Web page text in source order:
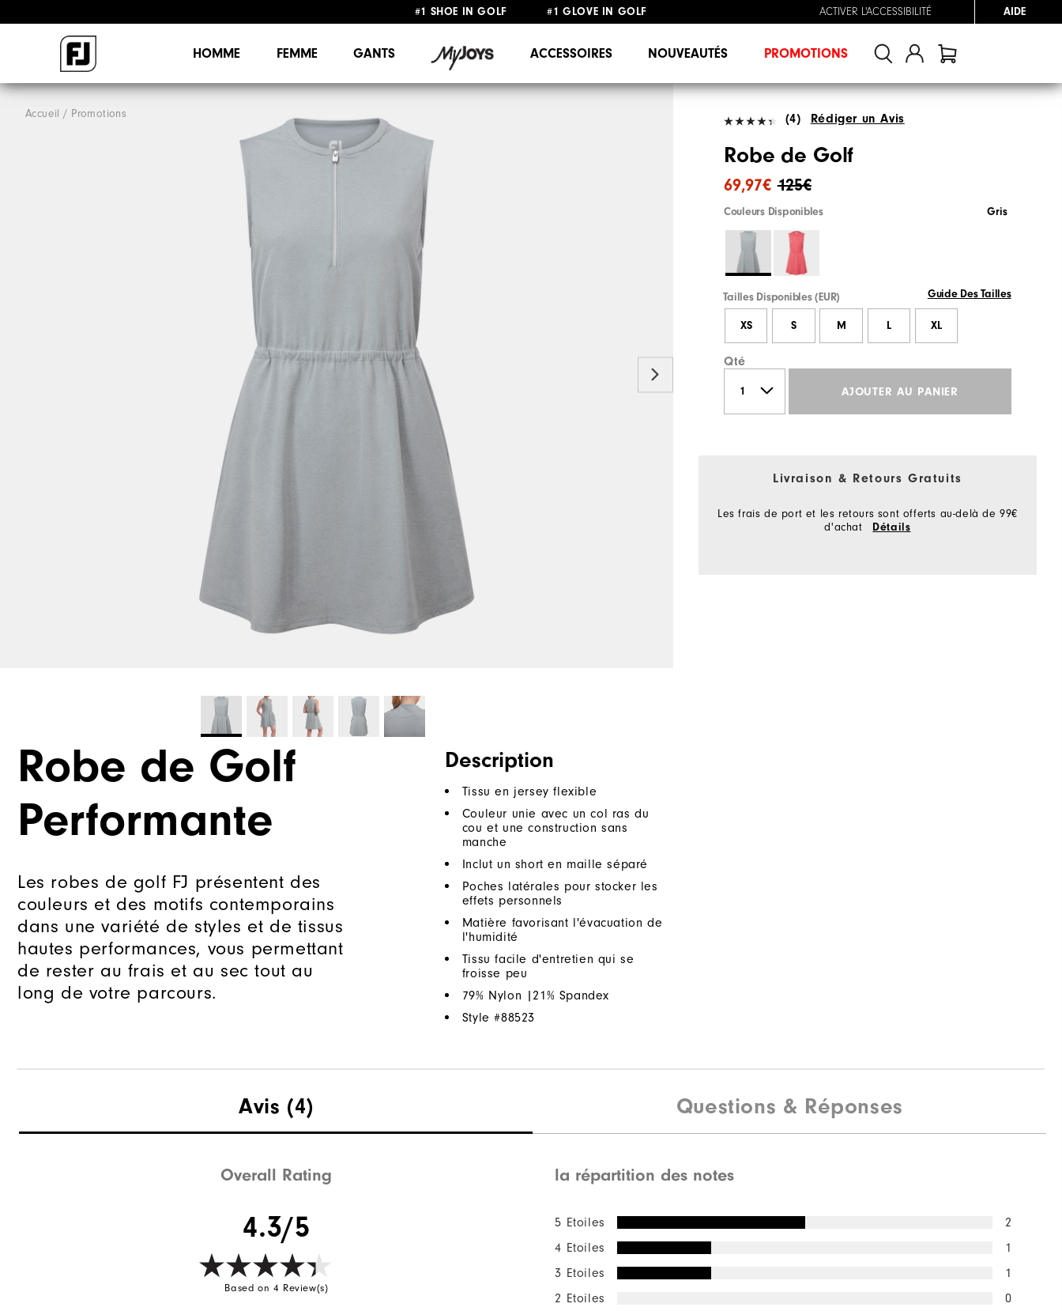
#1 SHOE IN GOLF #1 GLOVE IN GOLF
ACTIVER L'ACCESSIBILITÉ AIDE
HOMME FEMME GANTS ACCESSOIRES NOUVEAUTÉS PROMOTIONS
Accueil Promotions (4) Rédiger un Avis
Robe de Golf
125€
69,97€
Couleurs Disponibles Gris
Tailles Disponibles (EUR) Guide Des Tailles
XS S M L XL
Qté
AJOUTER AU PANIER
Livraison & Retours Gratuits
Les frais de port et les retours sont offerts au-delà de 99€
d'achat
Détails
Robe de Golf
Performante
Les robes de golf FJ présentent des
couleurs et des motifs contemporains
dans une variété de styles et de tissus
hautes performances, vous permettant
de rester au frais et au sec tout au
long de votre parcours.
Description
Tissu en jersey flexible
Couleur unie avec un col ras du
cou et une construction sans
manche
Inclut un short en maille séparé
Poches latérales pour stocker les
effets personnels
Matière favorisant l'évacuation de
l'humidité
Tissu facile d'entretien qui se
froisse peu
79% Nylon |21% Spandex
Style #88523
Avis (4) Questions & Réponses
Overall Rating
4.3/5
Based on 4 Review(s)
la répartition des notes
5 Etoiles
2
4 Etoiles
1
3 Etoiles
1
2 Etoiles
0